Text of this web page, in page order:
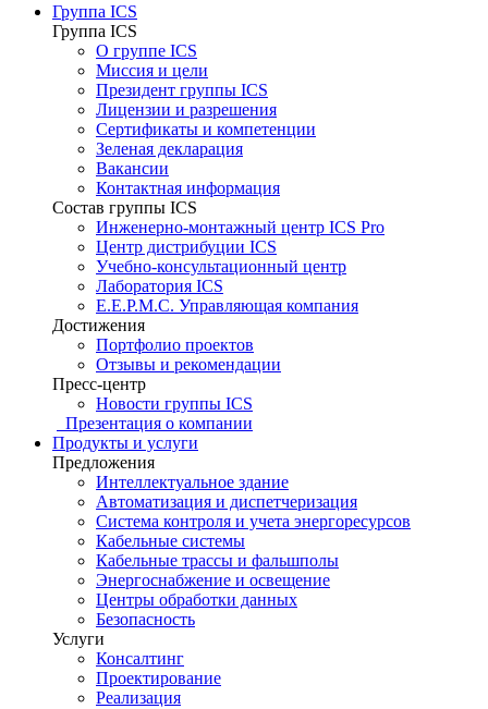
Группа ICS
Группа ICS
О группе ICS
Миссия и цели
Президент группы ICS
Лицензии и разрешения
Сертификаты и компетенции
Зеленая декларация
Вакансии
Контактная информация
Состав группы ICS
Инженерно-монтажный центр ICS Pro
Центр дистрибуции ICS
Учебно-консультационный центр
Лаборатория ICS
E.E.P.M.C. Управляющая компания
Достижения
Портфолио проектов
Отзывы и рекомендации
Пресс-центр
Новости группы ICS
Презентация о компании
Продукты и услуги
Предложения
Интеллектуальное здание
Автоматизация и диспетчеризация
Система контроля и учета энергоресурсов
Кабельные системы
Кабельные трассы и фальшполы
Энергоснабжение и освещение
Центры обработки данных
Безопасность
Услуги
Консалтинг
Проектирование
Реализация